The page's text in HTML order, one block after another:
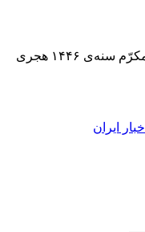
روح‌الله جوکار ، به تاریخ غرّه‌ی شعبان المکرّم سنه‌ی ۱۴۴۶ هجری
اخبار ایران